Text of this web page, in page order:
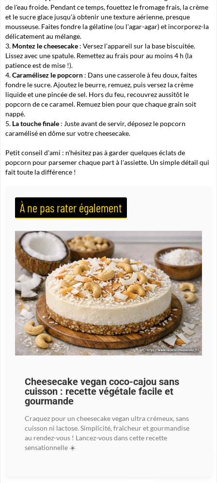
de l'eau froide. Pendant ce temps, fouettez le fromage frais, la crème
et le sucre glace jusqu'à obtenir une texture aérienne, presque
mousseuse. Faites fondre la gélatine (ou l'agar-agar) et incorporez-la
délicatement au mélange.
Montez le cheesecake : Versez l'appareil sur la base biscuitée.
Lissez avec une spatule. Remettez au frais pour au moins 4 h (la
patience est de mise !).
Caramélisez le popcorn : Dans une casserole à feu doux, faites
fondre le sucre. Ajoutez le beurre, remuez, puis versez la crème
liquide et une pincée de sel. Hors du feu, recouvrez aussitôt le
popcorn de ce caramel. Remuez bien pour que chaque grain soit
nappé.
La touche finale : Juste avant de servir, déposez le popcorn
caramélisé en dôme sur votre cheesecake.
Petit conseil d'ami : n'hésitez pas à garder quelques éclats de
popcorn pour parsemer chaque part à l'assiette. Un simple détail qui
fait toute la différence !
À ne pas rater également
Cheesecake vegan coco-cajou sans
cuisson : recette végétale facile et
gourmande
Craquez pour un cheesecake vegan ultra crémeux, sans
cuisson ni lactose. Simplicité, fraîcheur et gourmandise
au rendez-vous ! Lancez-vous dans cette recette
sensationnelle ☀️